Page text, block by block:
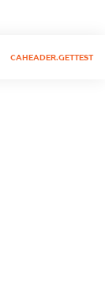
CAHEADER.GETTEST